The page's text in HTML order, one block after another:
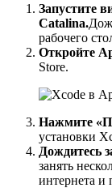
Запустите
Catalina.
рабочего
Откройте
Store.
Нажмите
установки
Дождитесь
занять
интернета и